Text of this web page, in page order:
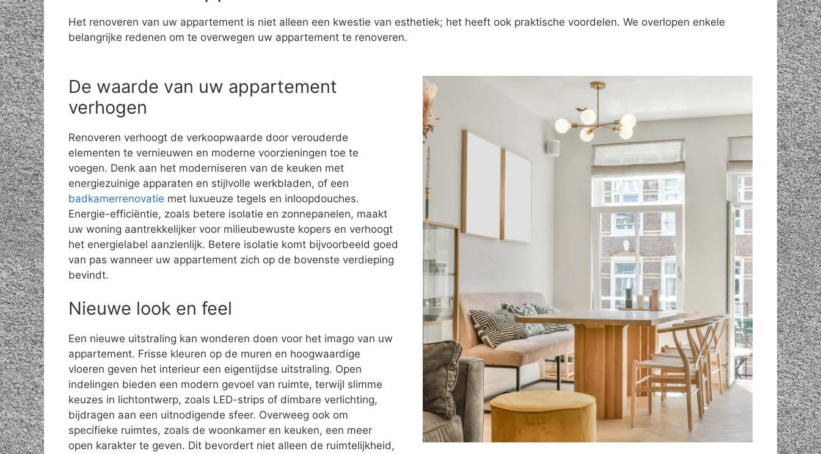
Het renoveren van uw appartement is niet alleen een kwestie van esthetiek; het heeft ook praktische voordelen. We overlopen enkele
belangrijke redenen om te overwegen uw appartement te renoveren.
De waarde van uw appartement
verhogen
Renoveren verhoogt de verkoopwaarde door verouderde
elementen te vernieuwen en moderne voorzieningen toe te
voegen. Denk aan het moderniseren van de keuken met
energiezuinige apparaten en stijlvolle werkbladen, of een
badkamerrenovatie met luxueuze tegels en inloopdouches.
Energie-efficiëntie, zoals betere isolatie en zonnepanelen, maakt
uw woning aantrekkelijker voor milieubewuste kopers en verhoogt
het energielabel aanzienlijk. Betere isolatie komt bijvoorbeeld goed
van pas wanneer uw appartement zich op de bovenste verdieping
bevindt.
Nieuwe look en feel
Een nieuwe uitstraling kan wonderen doen voor het imago van uw
appartement. Frisse kleuren op de muren en hoogwaardige
vloeren geven het interieur een eigentijdse uitstraling. Open
indelingen bieden een modern gevoel van ruimte, terwijl slimme
keuzes in lichtontwerp, zoals LED-strips of dimbare verlichting,
bijdragen aan een uitnodigende sfeer. Overweeg ook om
specifieke ruimtes, zoals de woonkamer en keuken, een meer
open karakter te geven. Dit bevordert niet alleen de ruimtelijkheid,